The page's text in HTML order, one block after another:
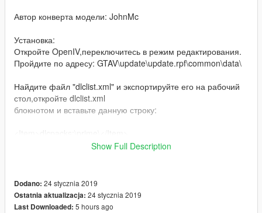
Автор конверта модели: JohnMc
Установка:
Откройте OpenIV,переключитесь в режим редактирования.
Пройдите по адресу: GTAV\update\update.rpf\common\data\
Найдите файл "dlclist.xml" и экспортируйте его на рабочий
стол,откройте dlclist.xml
блокнотом и вставьте данную строку:
Далее пройдите по адресу:GTAV\update\x64\dlcpacks,
создайте там папку с названием "prime",откройте её и
Show Full Description
Dodano: 24 stycznia 2019
Ostatnia aktualizacja: 24 stycznia 2019
Last Downloaded: 5 hours ago